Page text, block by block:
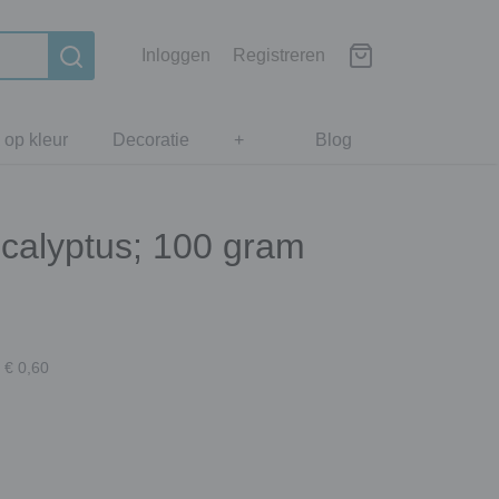
Inloggen Registreren
Blog
op kleur Decoratie +
100 gram
€ 0,60